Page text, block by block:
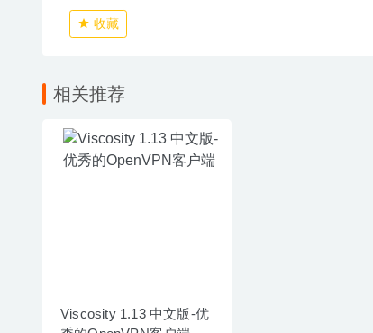
收藏
相关推荐
Viscosity 1.13 中文版-优